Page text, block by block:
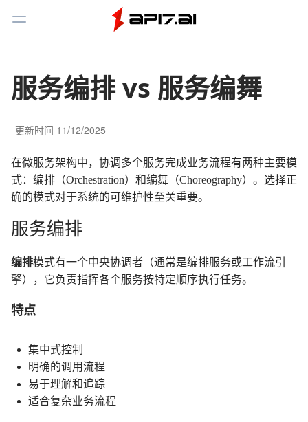
Toggle Menu
服务编排 vs 服务编舞
更新时间 11/12/2025
在微服务架构中，协调多个服务完成业务流程有两种主要模
式：编排（Orchestration）和编舞（Choreography）。选择正
确的模式对于系统的可维护性至关重要。
服务编排
编排模式有一个中央协调者（通常是编排服务或工作流引
擎），它负责指挥各个服务按特定顺序执行任务。
特点
集中式控制
明确的调用流程
易于理解和追踪
适合复杂业务流程